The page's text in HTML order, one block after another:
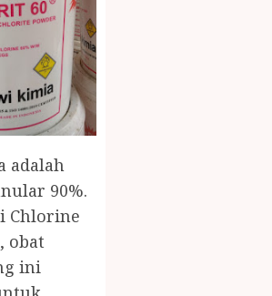
adalah
90%.
Chlorine
obat
ini